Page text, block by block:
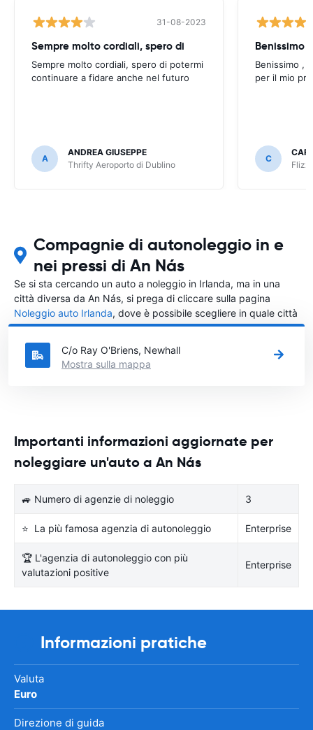
31-08-2023
Sempre molto cordiali, spero di
Sempre molto cordiali, spero di potermi
continuare a fidare anche nel futuro
A
ANDREA GIUSEPPE
Thrifty Aeroporto di Dublino
Benissimo ,
per il mio
C
Compagnie di autonoleggio in e
nei pressi di An Nás
Se si sta cercando un auto a noleggio in Irlanda, ma in una
città diversa da An Nás, si prega di cliccare sulla pagina
Noleggio auto Irlanda, dove è possibile scegliere in quale città
in Irlanda si vuole noleggiare l'auto.
C/o Ray O'Briens, Newhall
Mostra sulla mappa
Importanti informazioni aggiornate per
noleggiare un'auto a An Nás
🚙 Numero di agenzie di noleggio 3
⭐ La più famosa agenzia di autonoleggio Enterprise
🏆 L'agenzia di autonoleggio con più
valutazioni positive
Enterprise
Informazioni pratiche
Valuta
Euro
Direzione di guida